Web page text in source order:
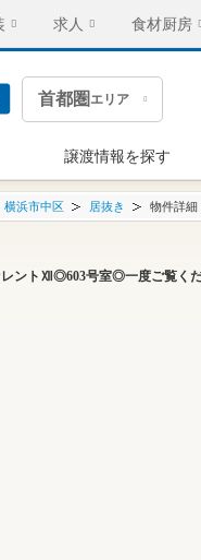
求人 食材厨房
首都圏 エリア
譲渡情報を探す
横浜市中区 居抜き 物件詳細
ントⅫ◎603号室◎一度ご覧く